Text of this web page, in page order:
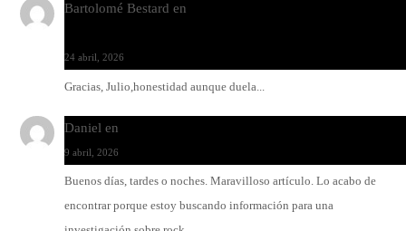
Bartolomé Bestard en
24 abril, 2026
Gracias, Julio,honestidad aunque duela...
Daniel en
9 abril, 2026
Buenos días, tardes o noches. Maravilloso artículo. Lo acabo de
encontrar porque estoy buscando información para una